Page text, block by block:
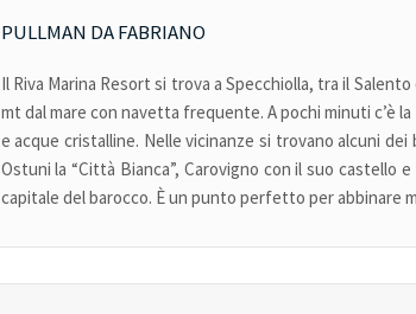
PULLMAN DA FABRIANO
Il Riva Marina Resort si trova a Specchiolla, tra il
mt dal mare con navetta frequente. A pochi minuti c’è
e acque cristalline. Nelle vicinanze si trovano alcuni
Ostuni la “Città Bianca”, Carovigno con il suo castello
capitale del barocco. È un punto perfetto per abbinare